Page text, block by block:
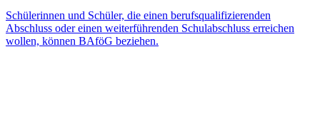
Schülerinnen und Schüler, die einen berufsqualifizierenden
Abschluss oder einen weiterführenden Schulabschluss erreichen
wollen, können BAföG beziehen.